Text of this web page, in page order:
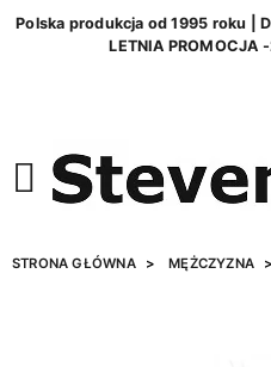
Polska produkcja od 1995 roku |
LETNIA PROMOCJA
STRONA GŁÓWNA MĘŻCZYZNA